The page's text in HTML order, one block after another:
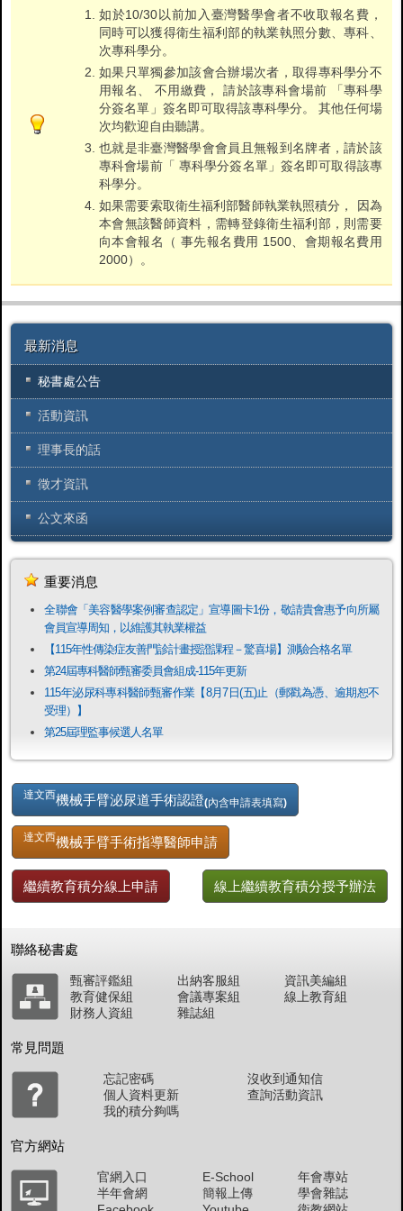
如於10/30以前加入臺灣醫學會者不收取報名費，
同時可以獲得衛生福利部的執業執照分數、專科、
次專科學分。
如果只單獨參加該會合辦場次者，取得專科學分不
用報名、 不用繳費， 請於該專科會場前 「專科學
分簽名單」簽名即可取得該專科學分。 其他任何場
次均歡迎自由聽講。
也就是非臺灣醫學會會員且無報到名牌者，請於該
專科會場前「 專科學分簽名單」簽名即可取得該專
科學分。
如果需要索取衛生福利部醫師執業執照積分， 因為
本會無該醫師資料，需轉登錄衛生福利部，則需要
向本會報名（ 事先報名費用 1500、會期報名費用
2000）。
最新消息
秘書處公告
活動資訊
理事長的話
徵才資訊
公文來函
重要消息
全聯會「​美容醫學案例審查認定」宣導圖卡1份，敬請貴會惠予向所屬
會員宣導周知，以維護其執業權益
【115年性傳染症友善門診計畫授證課程－驚喜場】測驗合格名單
第24屆專科醫師甄審委員會組成-115年更新
115年泌尿科專科醫師甄審作業【8月7日(五)止（郵戳為憑、逾期恕不
受理）】
第25屆理監事候選人名單
達文西機械手臂泌尿道手術認證(內含申請表填寫)
達文西機械手臂手術指導醫師申請
繼續教育積分線上申請 線上繼續教育積分授予辦法
聯絡秘書處
甄審評鑑組
教育健保組
財務人資組
出納客服組
會議專案組
雜誌組
資訊美編組
線上教育組
常見問題
忘記密碼
個人資料更新
我的積分夠嗎
沒收到通知信
查詢活動資訊
官方網站
官網入口
半年會網
E-School
簡報上傳
年會專站
學會雜誌